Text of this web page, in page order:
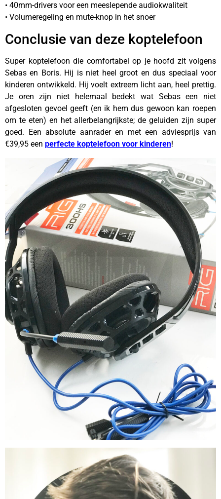
• 40mm-drivers voor een meeslepende audiokwaliteit
• Volumeregeling en mute-knop in het snoer
Conclusie van deze koptelefoon
Super koptelefoon die comfortabel op je hoofd zit volgens
Sebas en Boris. Hij is niet heel groot en dus speciaal voor
kinderen ontwikkeld. Hij voelt extreem licht aan, heel prettig.
Je oren zijn niet helemaal bedekt wat Sebas een niet
afgesloten gevoel geeft (en ik hem dus gewoon kan roepen
om te eten) en het allerbelangrijkste; de geluiden zijn super
goed. Een absolute aanrader en met een adviesprijs van
€39,95 een perfecte koptelefoon voor kinderen!